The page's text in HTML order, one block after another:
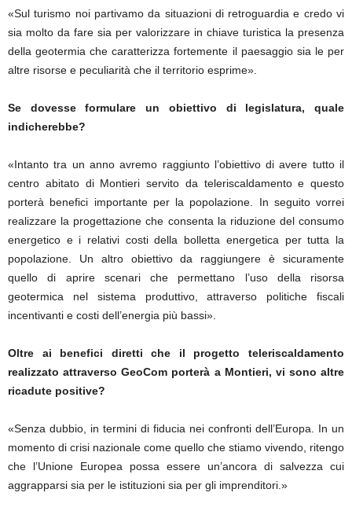
«Sul turismo noi partivamo da situazioni di retroguardia e credo vi
sia molto da fare sia per valorizzare in chiave turistica la presenza
della geotermia che caratterizza fortemente il paesaggio sia le per
altre risorse e peculiarità che il territorio esprime».
Se dovesse formulare un obiettivo di legislatura, quale
indicherebbe?
«Intanto tra un anno avremo raggiunto l’obiettivo di avere tutto il
centro abitato di Montieri servito da teleriscaldamento e questo
porterà benefici importante per la popolazione. In seguito vorrei
realizzare la progettazione che consenta la riduzione del consumo
energetico e i relativi costi della bolletta energetica per tutta la
popolazione. Un altro obiettivo da raggiungere è sicuramente
quello di aprire scenari che permettano l’uso della risorsa
geotermica nel sistema produttivo, attraverso politiche fiscali
incentivanti e costi dell’energia più bassi».
Oltre ai benefici diretti che il progetto teleriscaldamento
realizzato attraverso GeoCom porterà a Montieri, vi sono altre
ricadute positive?
«Senza dubbio, in termini di fiducia nei confronti dell’Europa. In un
momento di crisi nazionale come quello che stiamo vivendo, ritengo
che l’Unione Europea possa essere un’ancora di salvezza cui
aggrapparsi sia per le istituzioni sia per gli imprenditori.»